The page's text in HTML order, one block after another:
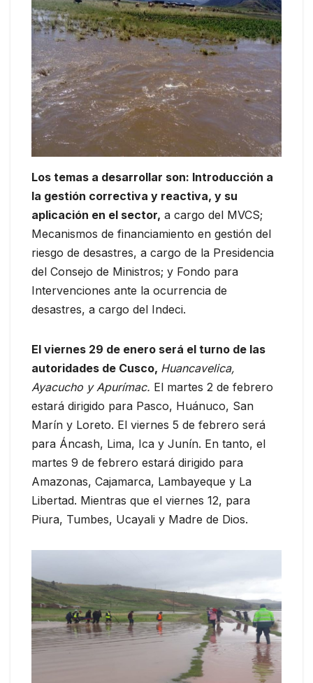
Los temas a desarrollar son: Introducción a
la gestión correctiva y reactiva, y su
aplicación en el sector, a cargo del MVCS;
Mecanismos de financiamiento en gestión del
riesgo de desastres, a cargo de la Presidencia
del Consejo de Ministros; y Fondo para
Intervenciones ante la ocurrencia de
desastres, a cargo del Indeci.
El viernes 29 de enero será el turno de las
autoridades de Cusco, Huancavelica,
Ayacucho y Apurímac. El martes 2 de febrero
estará dirigido para Pasco, Huánuco, San
Marín y Loreto. El viernes 5 de febrero será
para Áncash, Lima, Ica y Junín. En tanto, el
martes 9 de febrero estará dirigido para
Amazonas, Cajamarca, Lambayeque y La
Libertad. Mientras que el viernes 12, para
Piura, Tumbes, Ucayali y Madre de Dios.